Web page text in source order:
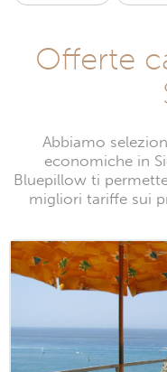
Offerte
Abbiamo
economiche in
Bluepillow ti
migliori tariffe sui